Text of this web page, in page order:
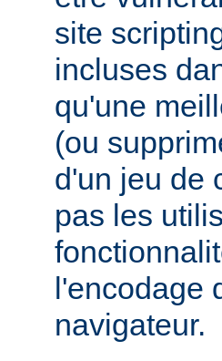
site
incluses
qu'une
(ou
d'un jeu de
pas les
l'encodage
navigateur.